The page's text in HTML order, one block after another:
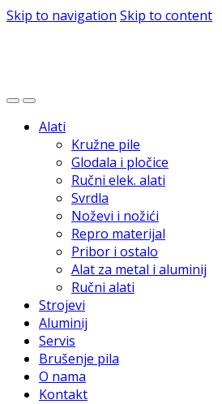
Skip to navigation Skip to content
Alati
Kružne pile
Glodala i pločice
Ručni elek. alati
Svrdla
Noževi i nožići
Repro materijal
Pribor i ostalo
Alat za metal i aluminij
Ručni alati
Strojevi
Aluminij
Servis
Brušenje pila
O nama
Kontakt